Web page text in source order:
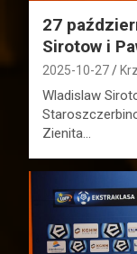
27
Sirotow i
2025-10-27
Wladislaw
Zienita…